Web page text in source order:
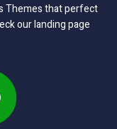
Themes that perfect
our landing page